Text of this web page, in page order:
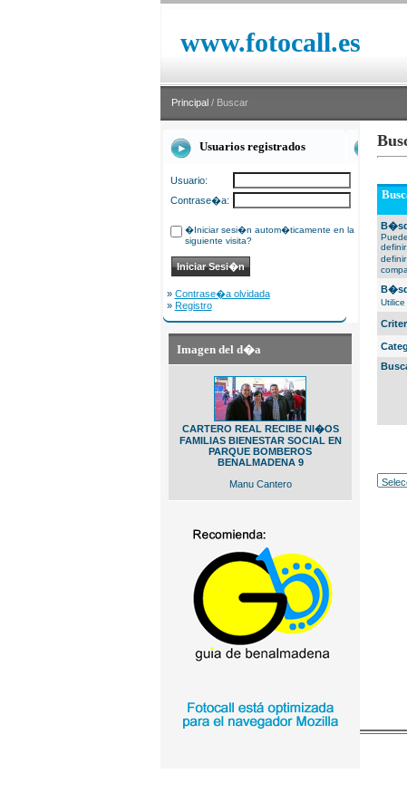
www.fotocall.es
Principal / Buscar
Usuarios registrados
Usuario:
Contrase�a:
�Iniciar sesi�n autom�ticamente en la
siguiente visita?
» Contrase�a olvidada
» Registro
Imagen del d�a
CARTERO REAL RECIBE NI�OS
FAMILIAS BIENESTAR SOCIAL EN
PARQUE BOMBEROS
BENALMADENA 9
Manu Cantero